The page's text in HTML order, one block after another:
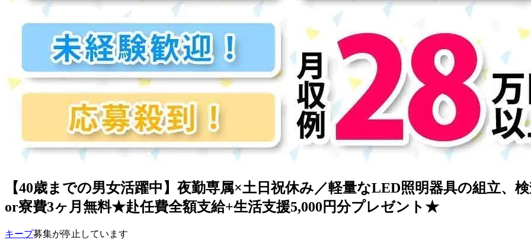
【40歳までの男女活躍中】夜勤専属×土日祝休み／軽量なLED照明器具の組立、
or寮費3ヶ月無料★赴任費全額支給+生活支援5,000円分プレゼント★
キープ募集が停止しています